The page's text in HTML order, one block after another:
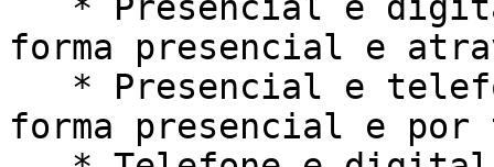
forma presencial e
forma presencial e por